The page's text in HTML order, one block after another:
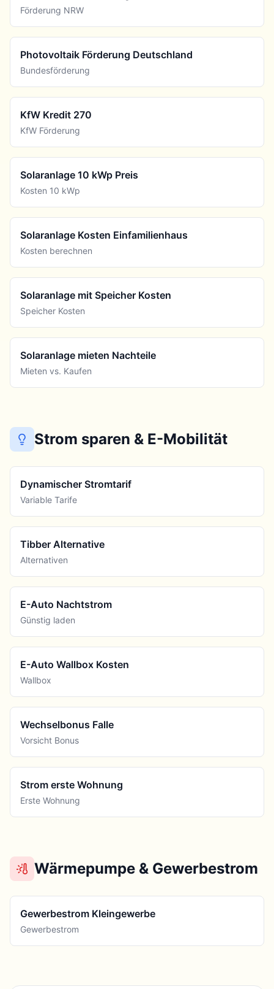
Förderung NRW
Photovoltaik Förderung Deutschland
Bundesförderung
KfW Kredit 270
KfW Förderung
Solaranlage 10 kWp Preis
Kosten 10 kWp
Solaranlage Kosten Einfamilienhaus
Kosten berechnen
Solaranlage mit Speicher Kosten
Speicher Kosten
Solaranlage mieten Nachteile
Mieten vs. Kaufen
Strom sparen & E-Mobilität
Dynamischer Stromtarif
Variable Tarife
Tibber Alternative
Alternativen
E-Auto Nachtstrom
Günstig laden
E-Auto Wallbox Kosten
Wallbox
Wechselbonus Falle
Vorsicht Bonus
Strom erste Wohnung
Erste Wohnung
Wärmepumpe & Gewerbestrom
Gewerbestrom Kleingewerbe
Gewerbestrom